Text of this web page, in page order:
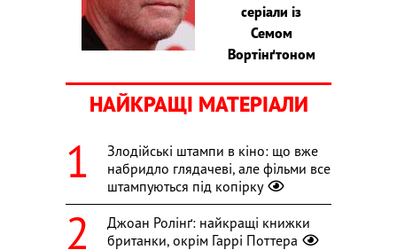
серіали із
Семом
Вортінґтоном
НАЙКРАЩІ МАТЕРІАЛИ
Злодійські штампи в кіно: що вже
набридло глядачеві, але фільми все
штампуються під копірку
Джоан Ролінґ: найкращі книжки
британки, окрім Гаррі Поттера